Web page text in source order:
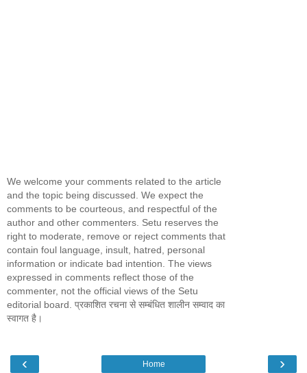
We welcome your comments related to the article
and the topic being discussed. We expect the
comments to be courteous, and respectful of the
author and other commenters. Setu reserves the
right to moderate, remove or reject comments that
contain foul language, insult, hatred, personal
information or indicate bad intention. The views
expressed in comments reflect those of the
commenter, not the official views of the Setu
editorial board. प्रकाशित रचना से सम्बंधित शालीन सम्वाद का
स्वागत है।
‹ ›
Home